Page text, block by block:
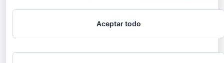
Aceptar todo